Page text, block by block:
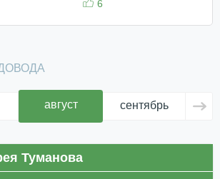
6
август сентябрь
Туманова